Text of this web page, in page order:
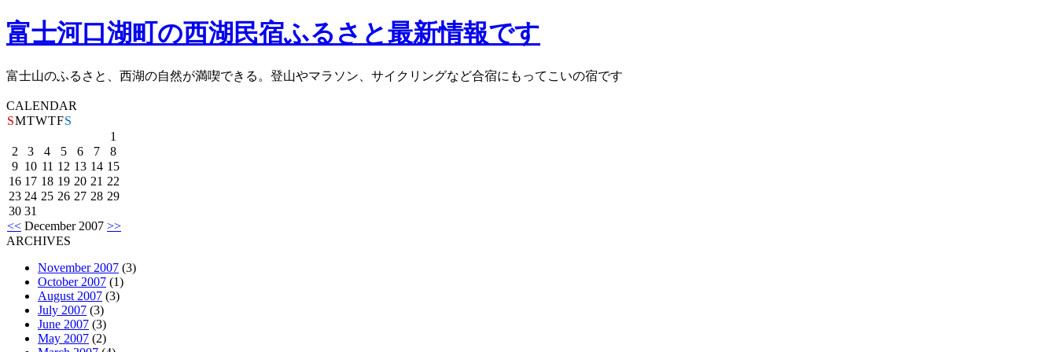
富士河口湖町の西湖民宿ふるさと最新情報です
富士山のふるさと、西湖の自然が満喫できる。登山やマラソン、サイクリングなど合宿にもってこいの宿です
CALENDAR
SMTWTFS
1
2
3 4 5 6 7
8
9 10 11 12 13 14 15
16 17 18 19 20 21 22
23 24 25 26 27 28 29
30 31
<< December 2007 >>
ARCHIVES
November 2007 (3)
October 2007 (1)
August 2007 (3)
July 2007 (3)
June 2007 (3)
May 2007 (2)